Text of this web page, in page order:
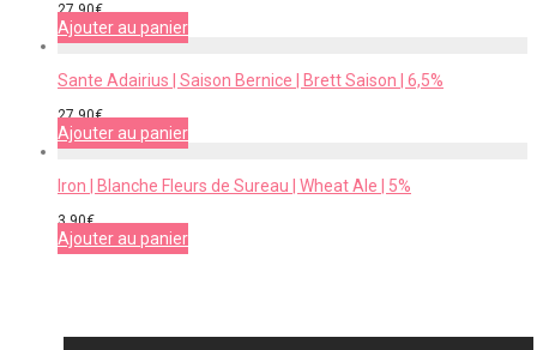
27,90€
Ajouter au panier
Sante Adairius | Saison Bernice | Brett Saison | 6,5%
27,90€
Ajouter au panier
Iron | Blanche Fleurs de Sureau | Wheat Ale | 5%
3,90€
Ajouter au panier